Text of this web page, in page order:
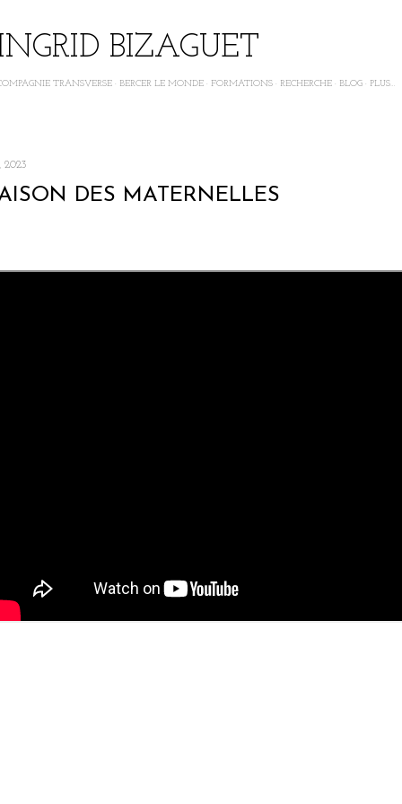
BIZAGUET
TRANSVERSE BERCER LE MONDE FORMATIONS RECHERCHE BLOG PLUS…
2023
DES MATERNELLES